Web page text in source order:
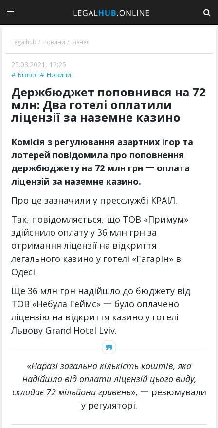
Legalhub / Новини / Бізнес
25.03.2021, 12:25
Бізнес
Новини
Держбюджет поповнився на 72
млн: Два готелі оплатили
ліцензії за наземне казино
Комісія з регулювання азартних ігор та
лотерей повідомила про поповнення
держбюджету на 72 млн грн 一 оплата
ліцензій за наземне казино.
Про це зазначили у пресслужбі КРАІЛ.
Так, повідомляється, що ТОВ «Примум»
здійснило оплату у 36 млн грн за
отримання ліцензії на відкриття
легального казино у готелі «Гагарін» в
Одесі.
Ще 36 млн грн надійшло до бюджету від
ТОВ «Небула Геймс» 一 було оплачено
ліцензію на відкриття казино у готелі
Львову Grand Hotel Lviv.
«Наразі загальна кількість коштів, яка
надійшла від оплати ліцензій цього виду,
складає 72 мільйони гривень», 一 резюмували
у регуляторі.